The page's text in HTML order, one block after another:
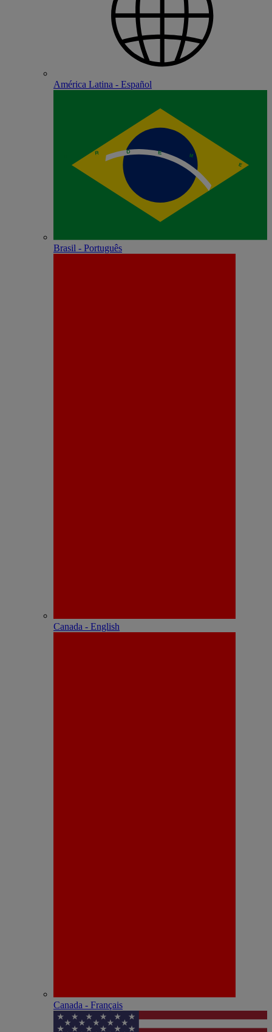
América Latina - Español
Brasil - Português
Canada - English
Canada - Français